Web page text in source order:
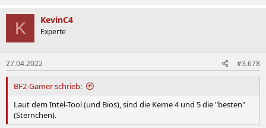
K KevinC4
Experte
27.04.2022 #3.678
BF2-Gamer schrieb:
Laut dem Intel-Tool (und Bios), sind die Kerne 4 und 5 die "besten"
(Sternchen).